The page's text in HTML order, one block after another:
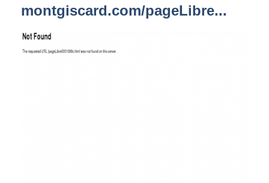
montgiscard.com/pageLibre...